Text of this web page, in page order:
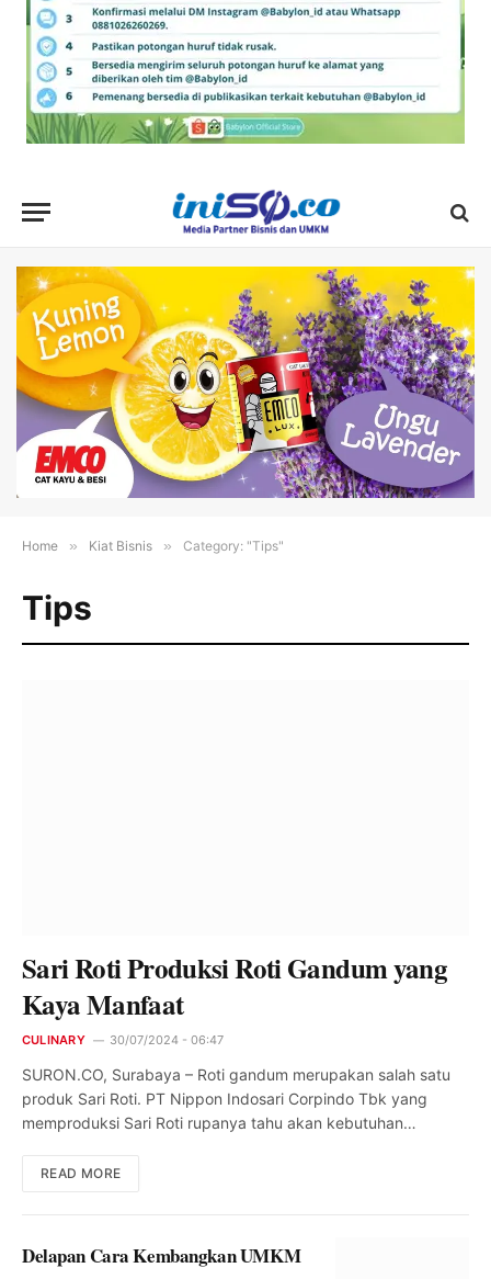
Home » Kiat Bisnis » Category: "Tips"
Tips
Sari Roti Produksi Roti Gandum yang
Kaya Manfaat
CULINARY 30/07/2024 - 06:47
SURON.CO, Surabaya – Roti gandum merupakan salah satu
produk Sari Roti. PT Nippon Indosari Corpindo Tbk yang
memproduksi Sari Roti rupanya tahu akan kebutuhan…
READ MORE
Delapan Cara Kembangkan UMKM